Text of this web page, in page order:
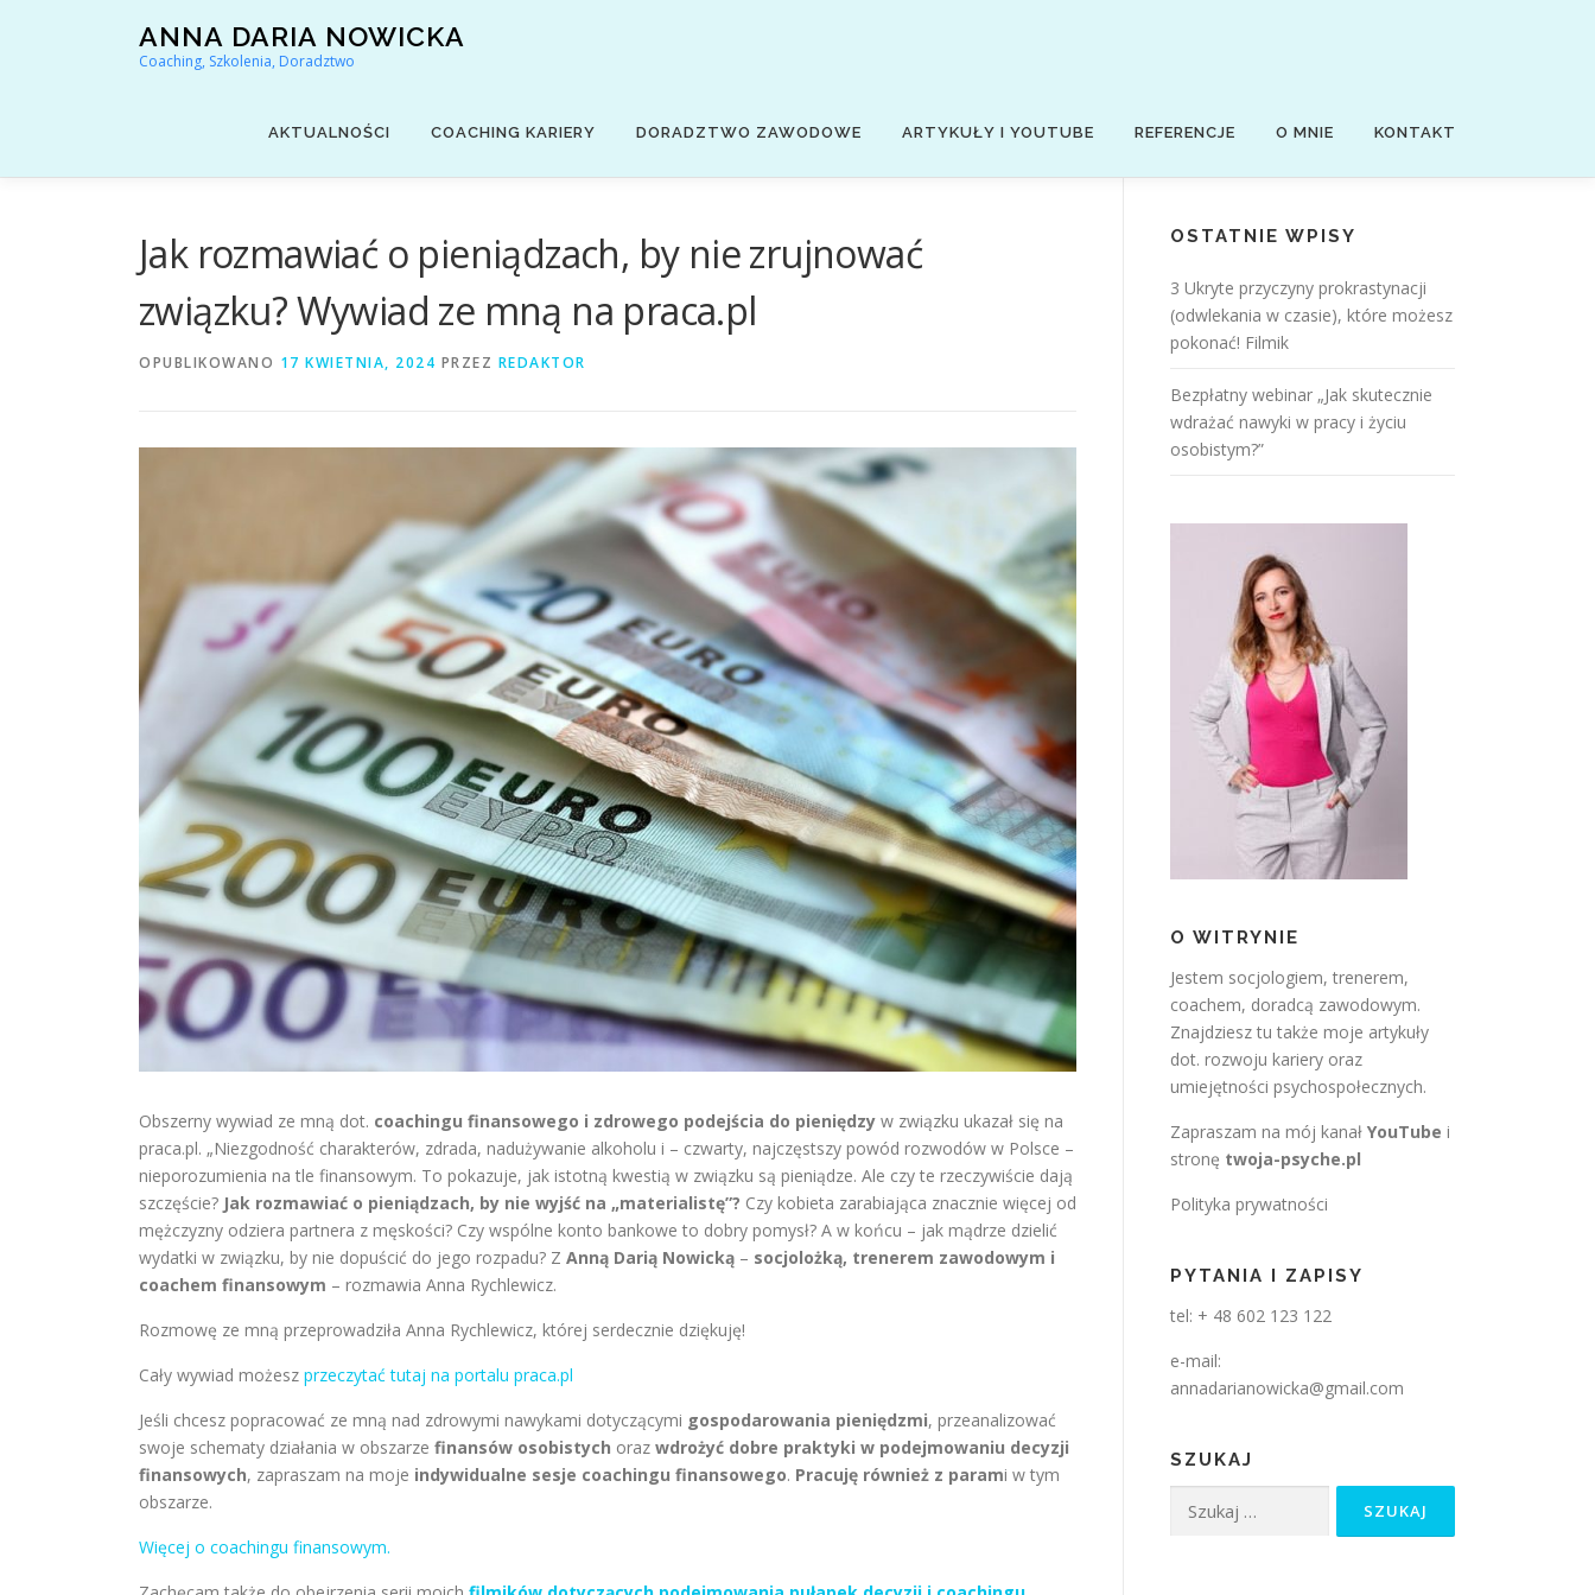
ANNA DARIA NOWICKA
Coaching, Szkolenia, Doradztwo
AKTUALNOŚCI COACHING KARIERY DORADZTWO ZAWODOWE ARTYKUŁY I YOUTUBE REFERENCJE O MNIE KONTAKT
Jak rozmawiać o pieniądzach, by nie zrujnować
związku? Wywiad ze mną na praca.pl
OPUBLIKOWANO 17 KWIETNIA, 2024 PRZEZ REDAKTOR
Obszerny wywiad ze mną dot. coachingu finansowego i zdrowego podejścia do pieniędzy w związku ukazał się na
praca.pl. „Niezgodność charakterów, zdrada, nadużywanie alkoholu i – czwarty, najczęstszy powód rozwodów w Polsce –
nieporozumienia na tle finansowym. To pokazuje, jak istotną kwestią w związku są pieniądze. Ale czy te rzeczywiście dają
szczęście? Jak rozmawiać o pieniądzach, by nie wyjść na „materialistę”? Czy kobieta zarabiająca znacznie więcej od
mężczyzny odziera partnera z męskości? Czy wspólne konto bankowe to dobry pomysł? A w końcu – jak mądrze dzielić
wydatki w związku, by nie dopuścić do jego rozpadu? Z Anną Darią Nowicką – socjolożką, trenerem zawodowym i
coachem finansowym – rozmawia Anna Rychlewicz.
Rozmowę ze mną przeprowadziła Anna Rychlewicz, której serdecznie dziękuję!
Cały wywiad możesz przeczytać tutaj na portalu praca.pl
Jeśli chcesz popracować ze mną nad zdrowymi nawykami dotyczącymi gospodarowania pieniędzmi, przeanalizować
swoje schematy działania w obszarze finansów osobistych oraz wdrożyć dobre praktyki w podejmowaniu decyzji
finansowych, zapraszam na moje indywidualne sesje coachingu finansowego. Pracuję również z parami w tym
obszarze.
Więcej o coachingu finansowym.
OSTATNIE WPISY
3 Ukryte przyczyny prokrastynacji
(odwlekania w czasie), które możesz
pokonać! Filmik
Bezpłatny webinar „Jak skutecznie
wdrażać nawyki w pracy i życiu
osobistym?”
O WITRYNIE
Jestem socjologiem, trenerem,
coachem, doradcą zawodowym.
Znajdziesz tu także moje artykuły
dot. rozwoju kariery oraz
umiejętności psychospołecznych.
Zapraszam na mój kanał YouTube i
stronę twoja-psyche.pl
Polityka prywatności
PYTANIA I ZAPISY
tel: + 48 602 123 122
e-mail:
annadarianowicka@gmail.com
SZUKAJ